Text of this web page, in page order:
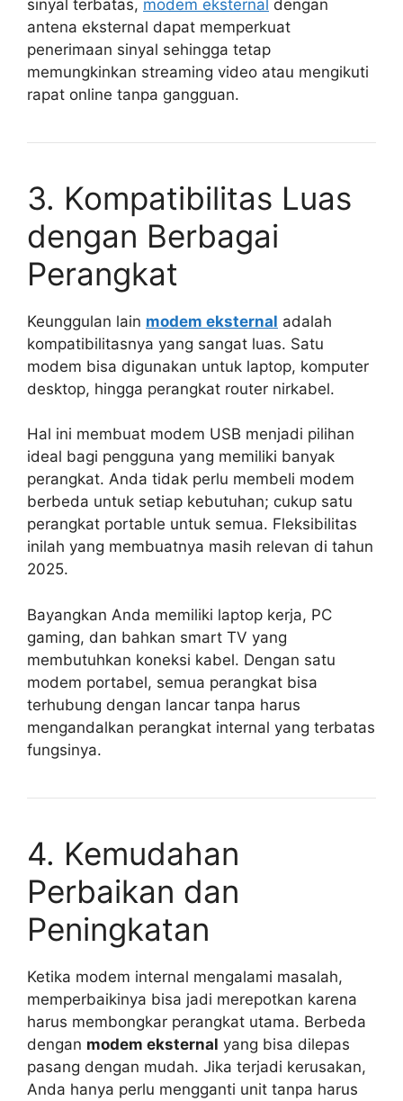
sinyal terbatas, modem eksternal dengan
antena eksternal dapat memperkuat
penerimaan sinyal sehingga tetap
memungkinkan streaming video atau mengikuti
rapat online tanpa gangguan.
3. Kompatibilitas Luas
dengan Berbagai
Perangkat
Keunggulan lain modem eksternal adalah
kompatibilitasnya yang sangat luas. Satu
modem bisa digunakan untuk laptop, komputer
desktop, hingga perangkat router nirkabel.
Hal ini membuat modem USB menjadi pilihan
ideal bagi pengguna yang memiliki banyak
perangkat. Anda tidak perlu membeli modem
berbeda untuk setiap kebutuhan; cukup satu
perangkat portable untuk semua. Fleksibilitas
inilah yang membuatnya masih relevan di tahun
2025.
Bayangkan Anda memiliki laptop kerja, PC
gaming, dan bahkan smart TV yang
membutuhkan koneksi kabel. Dengan satu
modem portabel, semua perangkat bisa
terhubung dengan lancar tanpa harus
mengandalkan perangkat internal yang terbatas
fungsinya.
4. Kemudahan
Perbaikan dan
Peningkatan
Ketika modem internal mengalami masalah,
memperbaikinya bisa jadi merepotkan karena
harus membongkar perangkat utama. Berbeda
dengan modem eksternal yang bisa dilepas
pasang dengan mudah. Jika terjadi kerusakan,
Anda hanya perlu mengganti unit tanpa harus